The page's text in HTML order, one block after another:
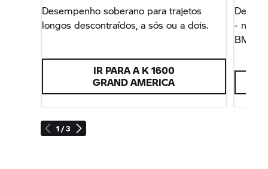
1 / 3
Desempenho soberano para trajetos
longos descontraídos, a sós ou a dois.
IR PARA A K 1600
GRAND AMERICA
- na
BMW